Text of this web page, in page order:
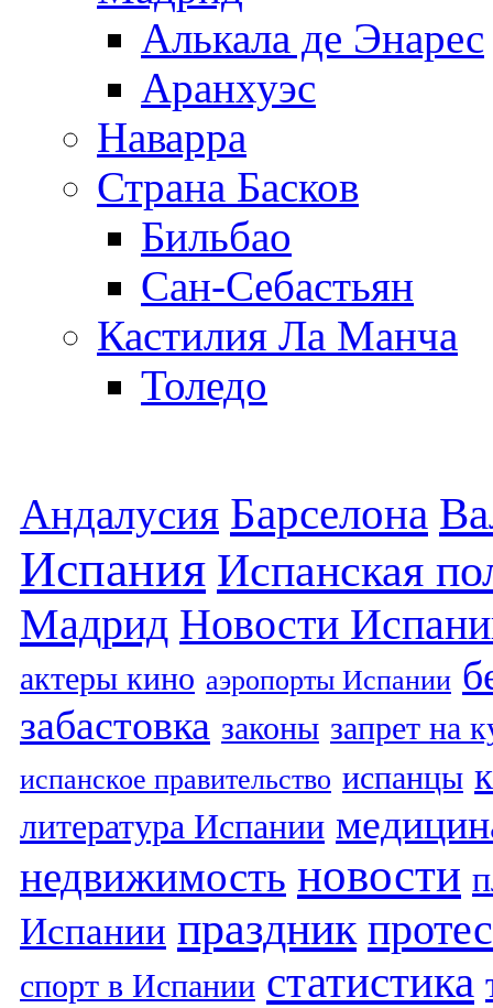
Алькала де Энарес
Аранхуэс
Наварра
Страна Басков
Бильбао
Сан-Себастьян
Кастилия Ла Манча
Толедо
Андалусия Барселона
Испания Испанская
Мадрид Новости
актеры кино аэропорты Испании
забастовка законы запрет на
испанское правительство испанцы
литература Испании
недвижимость новости
Испании праздник
спорт в Испании статистика